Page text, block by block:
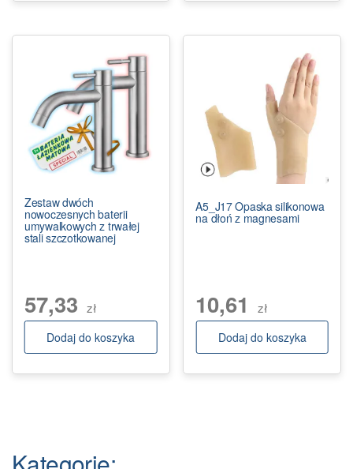
Zestaw dwóch
nowoczesnych baterii
umywalkowych z trwałej
stali szczotkowanej
57,33 zł
Dodaj do koszyka
A5_J17 Opaska silikonowa
na dłoń z magnesami
10,61 zł
Dodaj do koszyka